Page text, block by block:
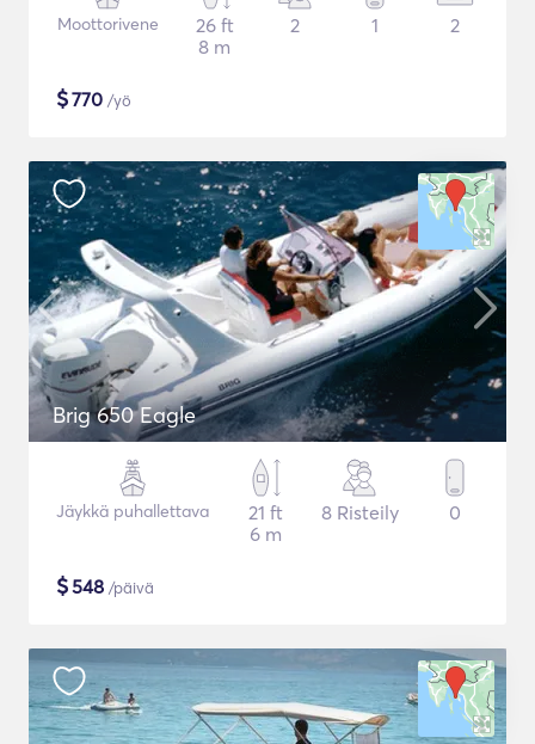
Moottorivene
26 ft
8 m
2 1 2
$770 /yö
Brig 650 Eagle
Jäykkä puhallettava
21 ft
6 m
8 Risteily 0
$548 /päivä